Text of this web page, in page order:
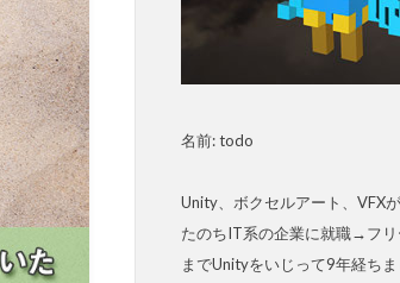
名前: todo
Unity、ボクセルアート、VFX
たのちIT系の企業に就職→フリ
までUnityをいじって9年経ちま